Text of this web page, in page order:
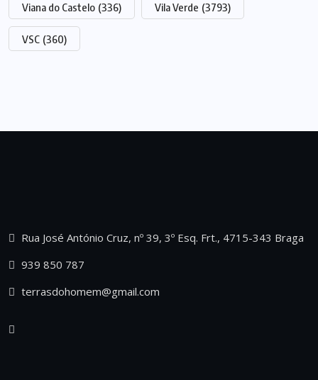
Viana do Castelo (336) Vila Verde (3793)
VSC (360)
Rua José António Cruz, nº 39, 3º Esq. Frt., 4715-343 Braga
939 850 787
terrasdohomem@gmail.com